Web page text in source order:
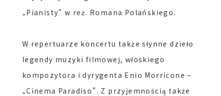
„Pianisty” w reż. Romana Polańskiego.
W repertuarze koncertu także słynne dzieło
legendy muzyki filmowej, włoskiego
kompozytora i dyrygenta Enio Morricone –
„Cinema Paradiso”. Z przyjemnością także